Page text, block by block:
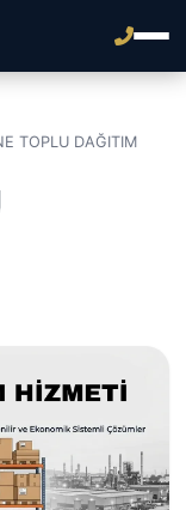
TOPLU DAĞITIM